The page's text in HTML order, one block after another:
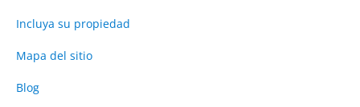
Incluya su propiedad
Mapa del sitio
Blog